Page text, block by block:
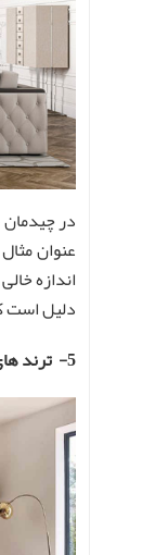
در
عنوان
اندازه
دلیل است
5- ترند های طراحی داخلی